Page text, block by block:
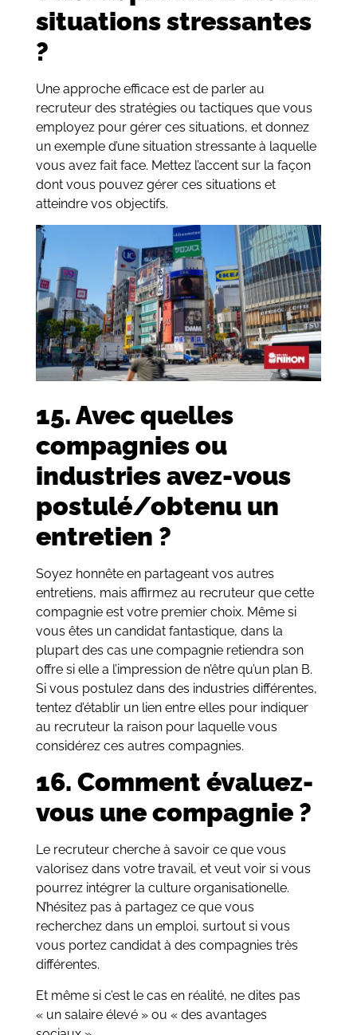
situations stressantes
?
Une approche efficace est de parler au
recruteur des stratégies ou tactiques que vous
employez pour gérer ces situations, et donnez
un exemple d’une situation stressante à laquelle
vous avez fait face. Mettez l’accent sur la façon
dont vous pouvez gérer ces situations et
atteindre vos objectifs.
15. Avec quelles
compagnies ou
industries avez-vous
postulé/obtenu un
entretien ?
Soyez honnête en partageant vos autres
entretiens, mais affirmez au recruteur que cette
compagnie est votre premier choix. Même si
vous êtes un candidat fantastique, dans la
plupart des cas une compagnie retiendra son
offre si elle a l’impression de n’être qu’un plan B.
Si vous postulez dans des industries différentes,
tentez d’établir un lien entre elles pour indiquer
au recruteur la raison pour laquelle vous
considérez ces autres compagnies.
16. Comment évaluez-
vous une compagnie ?
Le recruteur cherche à savoir ce que vous
valorisez dans votre travail, et veut voir si vous
pourrez intégrer la culture organisationelle.
N’hésitez pas à partagez ce que vous
recherchez dans un emploi, surtout si vous
vous portez candidat à des compagnies très
différentes.
Et même si c’est le cas en réalité, ne dites pas
« un salaire élevé » ou « des avantages